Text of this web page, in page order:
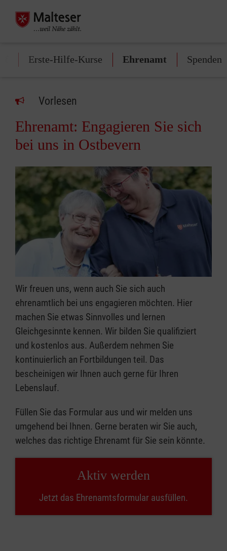
Erste-Hilfe-Kurse Ehrenamt Spenden
Vorlesen
Ehrenamt: Engagieren Sie sich
bei uns in Ostbevern
Wir freuen uns, wenn auch Sie sich auch
ehrenamtlich bei uns engagieren möchten. Hier
machen Sie etwas Sinnvolles und lernen
Gleichgesinnte kennen. Wir bilden Sie qualifiziert
und kostenlos aus. Außerdem nehmen Sie
kontinuierlich an Fortbildungen teil. Das
bescheinigen wir Ihnen auch gerne für Ihren
Lebenslauf.
Füllen Sie das Formular aus und wir melden uns
umgehend bei Ihnen. Gerne beraten wir Sie auch,
welches das richtige Ehrenamt für Sie sein könnte.
Aktiv werden
Jetzt das Ehrenamtsformular ausfüllen.